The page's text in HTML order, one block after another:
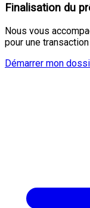
Finalisation du
Nous vous
pour une
Démarrer mon